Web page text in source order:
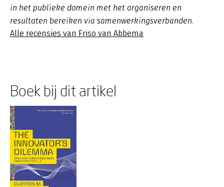
in het publieke domein met het organiseren en
resultaten bereiken via samenwerkingsverbanden.
Alle recensies van Friso van Abbema
Boek bij dit artikel